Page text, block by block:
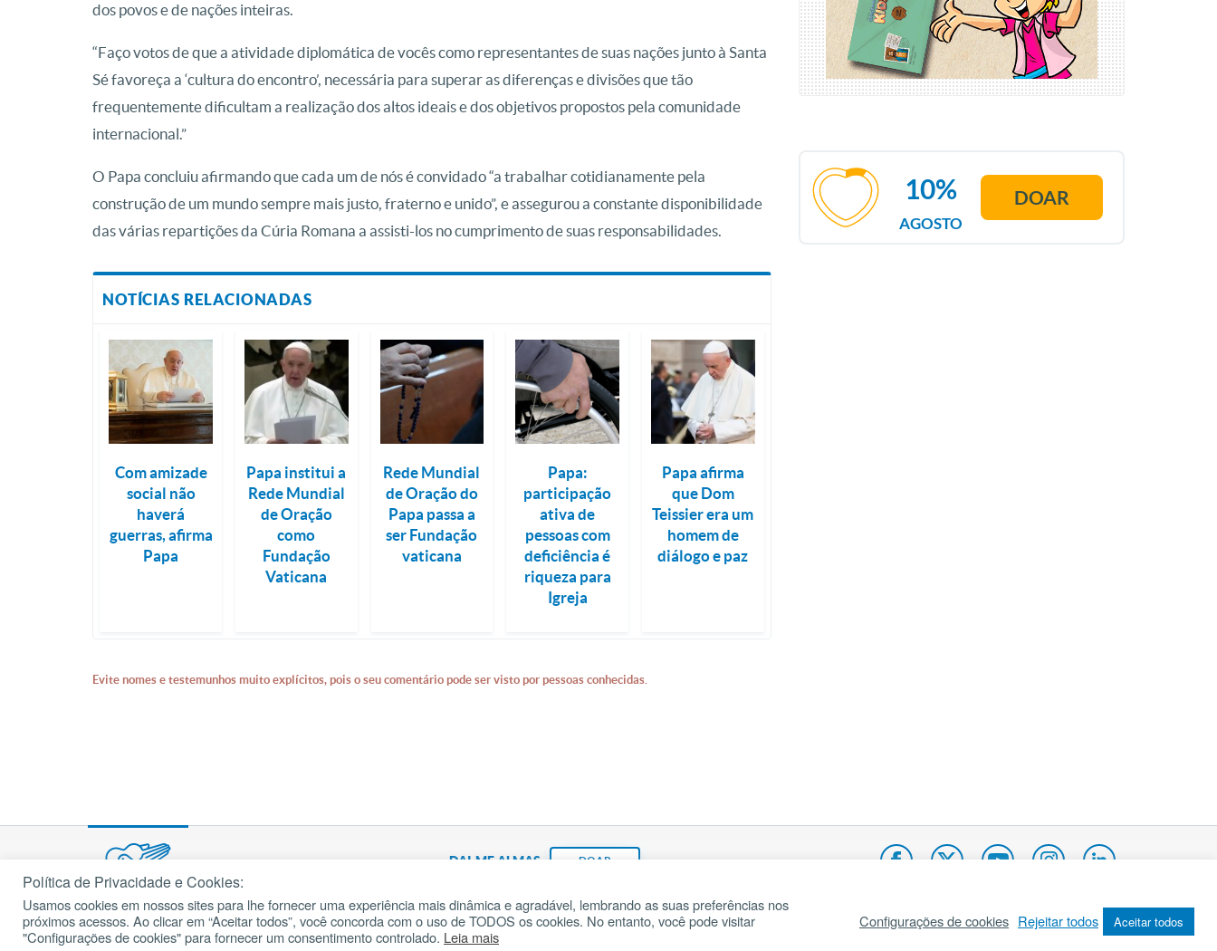
dos povos e de nações inteiras.
“Faço votos de que a atividade diplomática de vocês como representantes de suas nações junto à Santa
Sé favoreça a ‘cultura do encontro’, necessária para superar as diferenças e divisões que tão
frequentemente dificultam a realização dos altos ideais e dos objetivos propostos pela comunidade
internacional.”
O Papa concluiu afirmando que cada um de nós é convidado “a trabalhar cotidianamente pela
construção de um mundo sempre mais justo, fraterno e unido”, e assegurou a constante disponibilidade
das várias repartições da Cúria Romana a assisti-los no cumprimento de suas responsabilidades.
NOTÍCIAS RELACIONADAS
Com amizade
social não
haverá
guerras, afirma
Papa
Papa institui a
Rede Mundial
de Oração
como
Fundação
Vaticana
Rede Mundial
de Oração do
Papa passa a
ser Fundação
vaticana
Papa:
participação
ativa de
pessoas com
deficiência é
riqueza para
Igreja
Papa afirma
que Dom
Teissier era um
homem de
diálogo e paz
Evite nomes e testemunhos muito explícitos, pois o seu comentário pode ser visto por pessoas conhecidas.
AGOSTO
10% DOAR
DAI-ME ALMAS DOAR
Fundação João Paulo II Pedido de Oração Mapa do site Internacional
cancaonova.com© 2002 – 2026
Todos os direitos reservados.
Política de Privacidade e Cookies:
Usamos cookies em nossos sites para lhe fornecer uma experiência mais dinâmica e agradável, lembrando as suas preferências nos
próximos acessos. Ao clicar em “Aceitar todos”, você concorda com o uso de TODOS os cookies. No entanto, você pode visitar
"Configurações de cookies" para fornecer um consentimento controlado. Leia mais
Configurações de cookies Rejeitar todos Aceitar todos